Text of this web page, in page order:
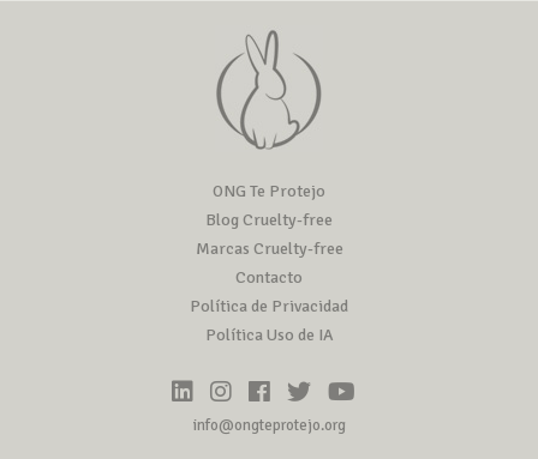
ONG Te Protejo
Blog Cruelty-free
Marcas Cruelty-free
Contacto
Política de Privacidad
Política Uso de IA
info@ongteprotejo.org